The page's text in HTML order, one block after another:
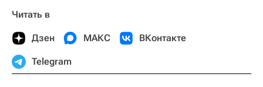
Читать в
Дзен МАКС ВКонтакте
Telegram